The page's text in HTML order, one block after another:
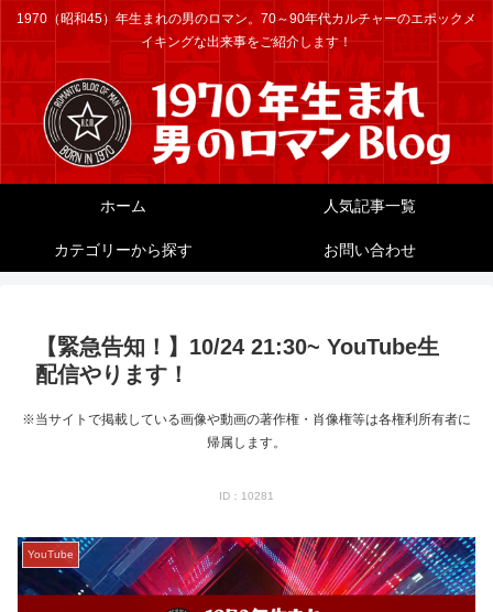
1970（昭和45）年生まれの男のロマン。70～90年代カルチャーのエポックメ
イキングな出来事をご紹介します！
ホーム 人気記事一覧
カテゴリーから探す お問い合わせ
【緊急告知！】10/24 21:30~ YouTube生
配信やります！
※当サイトで掲載している画像や動画の著作権・肖像権等は各権利所有者に
帰属します。
ID：10281
YouTube